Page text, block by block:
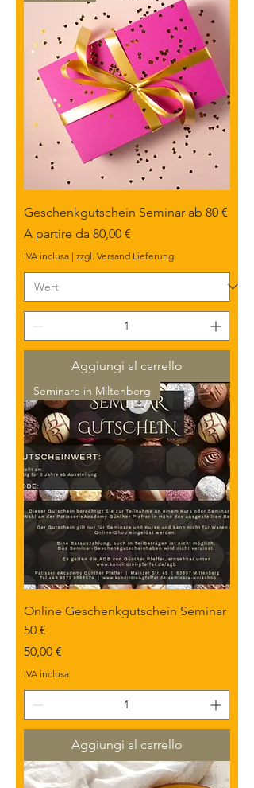
Geschenkgutschein Seminar ab 80 €
A partire da 80,00 €
Prezzo scontato
IVA inclusa | zzgl. Versand Lieferung
Aggiungi al carrello
Seminare in Miltenberg
Online Geschenkgutschein Seminar
50 €
Prezzo
50,00 €
IVA inclusa
Aggiungi al carrello